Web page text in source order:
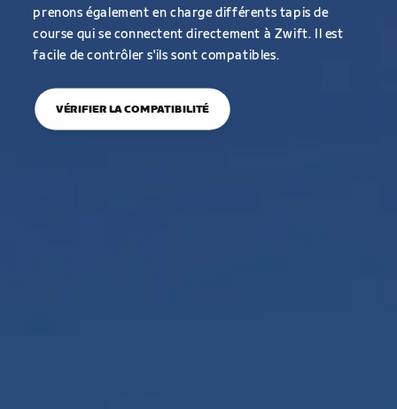
prenons également en charge différents tapis de
course qui se connectent directement à Zwift. Il est
facile de contrôler s'ils sont compatibles.
VÉRIFIER LA COMPATIBILITÉ